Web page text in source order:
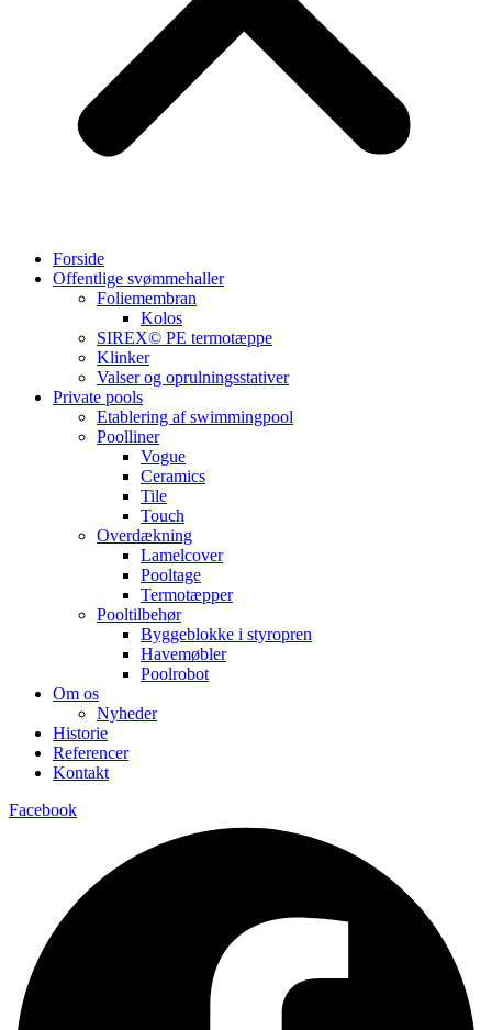
Forside
Offentlige svømmehaller
Foliemembran
Kolos
SIREX© PE termotæppe
Klinker
Valser og oprulningsstativer
Private pools
Etablering af swimmingpool
Poolliner
Vogue
Ceramics
Tile
Touch
Overdækning
Lamelcover
Pooltage
Termotæpper
Pooltilbehør
Byggeblokke i styropren
Havemøbler
Poolrobot
Om os
Nyheder
Historie
Referencer
Kontakt
Facebook